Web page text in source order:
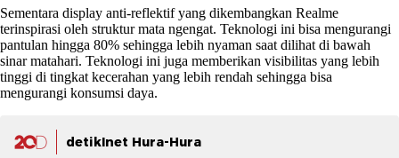
Sementara display anti-reflektif yang dikembangkan Realme
terinspirasi oleh struktur mata ngengat. Teknologi ini bisa mengurangi
pantulan hingga 80% sehingga lebih nyaman saat dilihat di bawah
sinar matahari. Teknologi ini juga memberikan visibilitas yang lebih
tinggi di tingkat kecerahan yang lebih rendah sehingga bisa
mengurangi konsumsi daya.
detikInet Hura-Hura